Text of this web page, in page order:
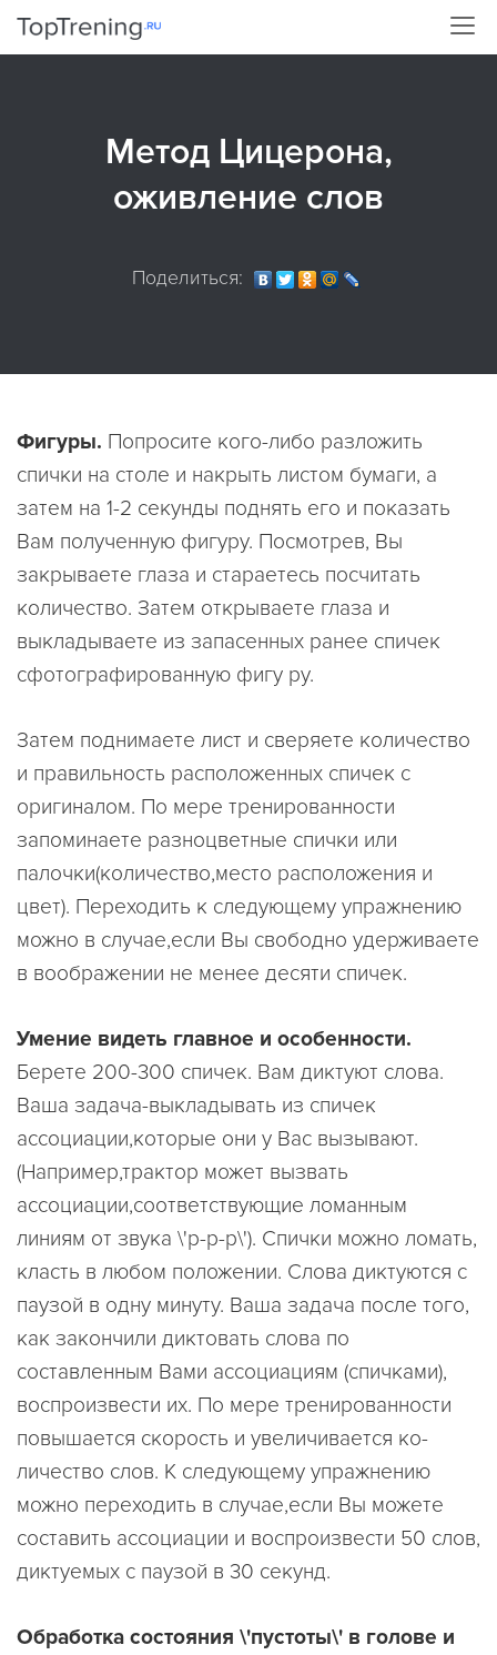
Метод Цицерона,
оживление слов
Поделиться:
Фигуры. Попросите кого-либо разложить
спички на столе и накрыть листом бумаги, а
затем на 1-2 секунды поднять его и показать
Вам полученную фигуру. Посмотрев, Вы
закрываете глаза и стараетесь посчитать
количество. Затем открываете глаза и
выкладываете из запасенных ранее спичек
сфотографированную фигу ру.
Затем поднимаете лист и сверяете количество
и правильность расположенных спичек с
оригиналом. По мере тренированности
запоминаете разноцветные спички или
палочки(количество,место расположения и
цвет). Переходить к следующему упражнению
можно в случае,если Вы свободно удерживаете
в воображении не менее десяти спичек.
Умение видеть главное и особенности.
Берете 200-300 спичек. Вам диктуют слова.
Ваша задача-выкладывать из спичек
ассоциации,которые они у Вас вызывают.
(Hапример,трактор может вызвать
ассоциации,соответствующие ломанным
линиям от звука \'р-р-р\'). Спички можно ломать,
класть в любом положении. Слова диктуются с
паузой в одну минуту. Ваша задача после того,
как закончили диктовать слова по
составленным Вами ассоциациям (спичками),
воспроизвести их. По мере тренированности
повышается скорость и увеличивается ко-
личество слов. K следующему упражнению
можно переходить в случае,если Вы можете
составить ассоциации и воспроизвести 50 слов,
диктуемых с паузой в 30 секунд.
Обработка состояния \'пустоты\' в голове и